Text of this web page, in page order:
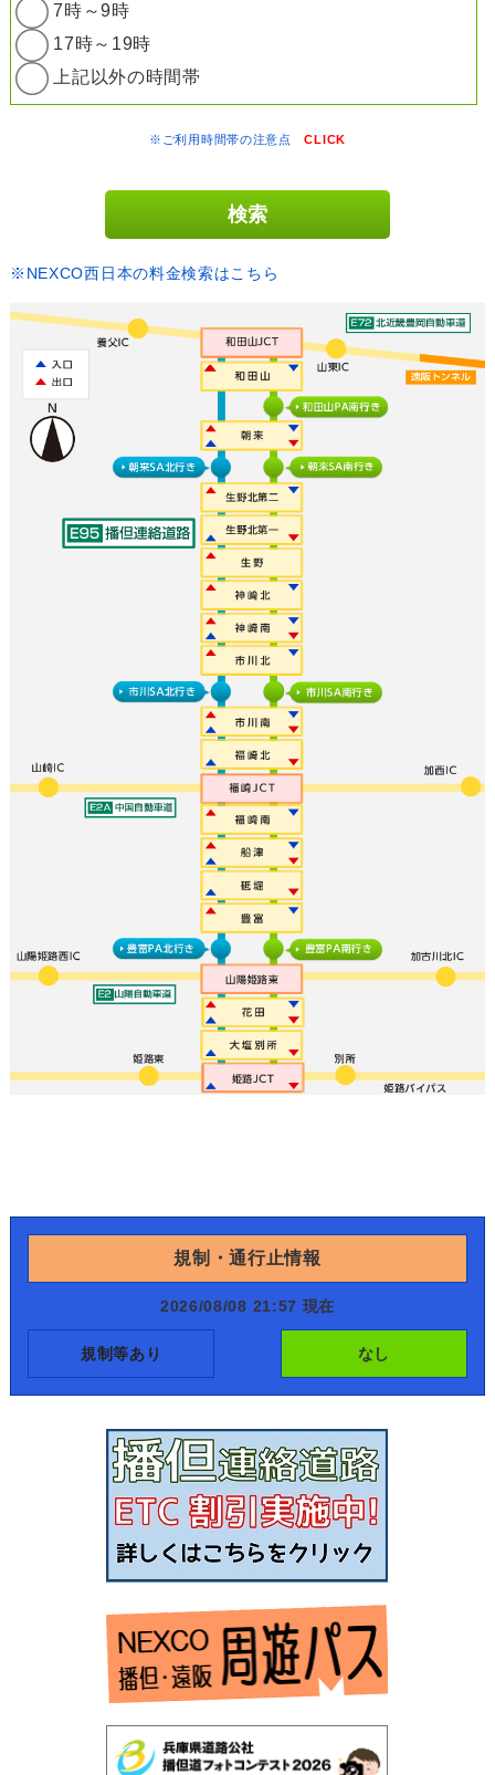
7時～9時
17時～19時
上記以外の時間帯
※ご利用時間帯の注意点CLICK
※NEXCO西日本の料金検索はこちら
規制・通行止情報
2026/08/08 21:57 現在
規制等あり なし